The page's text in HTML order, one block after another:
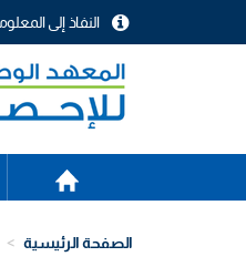
menu
header
النفاذ إلى
Main
الرئيسية
الصفحة الرئيسية